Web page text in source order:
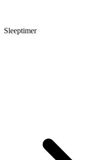
Sleeptimer